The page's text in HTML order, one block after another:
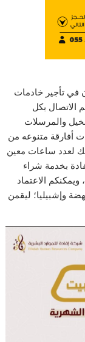
في تأجير خادمات
الاتصال بكل
والمرسلات
أفارقة متنوعه من
لعدد ساعات معين
بخدمة شراء
الاعتماد
وإشبيليا؛ ليقمن